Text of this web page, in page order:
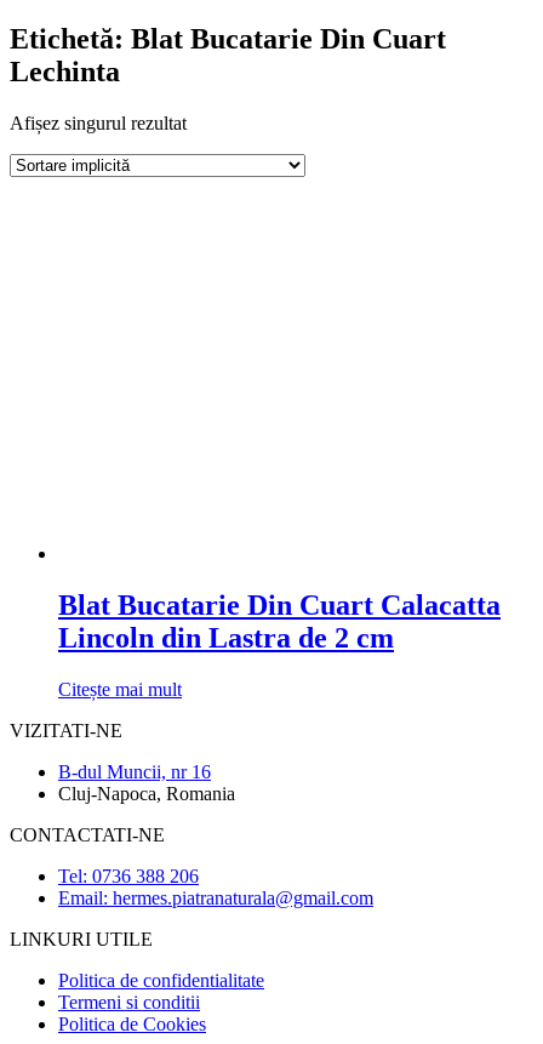
Etichetă: Blat Bucatarie Din Cuart
Lechinta
Afișez singurul rezultat
Blat Bucatarie Din Cuart Calacatta
Lincoln din Lastra de 2 cm
Citește mai mult
VIZITATI-NE
B-dul Muncii, nr 16
Cluj-Napoca, Romania
CONTACTATI-NE
Tel: 0736 388 206
Email: hermes.piatranaturala@gmail.com
LINKURI UTILE
Politica de confidentialitate
Termeni si conditii
Politica de Cookies